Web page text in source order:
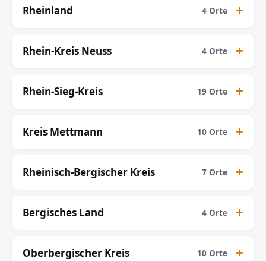
Rheinland 4 Orte
Rhein-Kreis Neuss 4 Orte
Rhein-Sieg-Kreis 19 Orte
Kreis Mettmann 10 Orte
Rheinisch-Bergischer Kreis 7 Orte
Bergisches Land 4 Orte
Oberbergischer Kreis 10 Orte